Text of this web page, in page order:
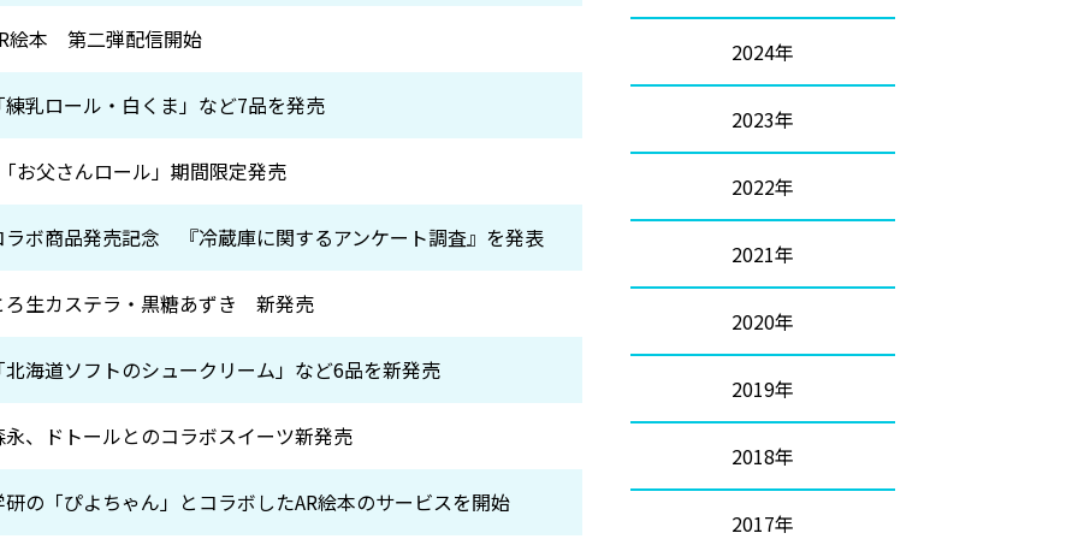
絵本 第二弾配信開始
乳ロール・白くま」など7品を発売
父さんロール」期間限定発売
ボ商品発売記念 『冷蔵庫に関するアンケート調査』を発表
生カステラ・黒糖あずき 新発売
海道ソフトのシュークリーム」など6品を新発売
、ドトールとのコラボスイーツ新発売
の「ぴよちゃん」とコラボしたAR絵本のサービスを開始
2024年
2023年
2022年
2021年
2020年
2019年
2018年
2017年